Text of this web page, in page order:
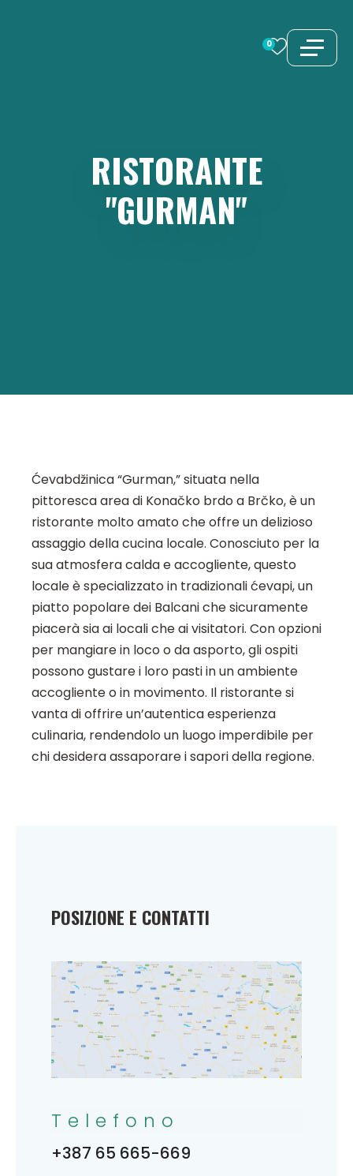
0
RISTORANTE
"GURMAN"
Ćevabdžinica “Gurman,” situata nella
pittoresca area di Konačko brdo a Brčko, è un
ristorante molto amato che offre un delizioso
assaggio della cucina locale. Conosciuto per la
sua atmosfera calda e accogliente, questo
locale è specializzato in tradizionali ćevapi, un
piatto popolare dei Balcani che sicuramente
piacerà sia ai locali che ai visitatori. Con opzioni
per mangiare in loco o da asporto, gli ospiti
possono gustare i loro pasti in un ambiente
accogliente o in movimento. Il ristorante si
vanta di offrire un’autentica esperienza
culinaria, rendendolo un luogo imperdibile per
chi desidera assaporare i sapori della regione.
POSIZIONE E CONTATTI
Telefono
+387 65 665-669